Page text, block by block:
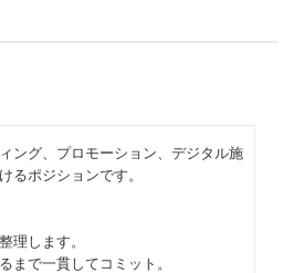
ング、プロモーション、デジタル施
るポジションです。
理します。
まで一貫してコミット。